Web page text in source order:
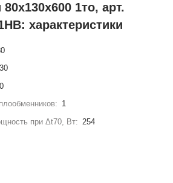
1то, арт.
характеристики
1
при Δt70, Вт: 254